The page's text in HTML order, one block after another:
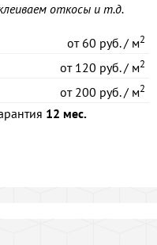
откосы и т.д.
от60 руб. / м2
от120 руб. / м2
от200 руб. / м2
12 мес.